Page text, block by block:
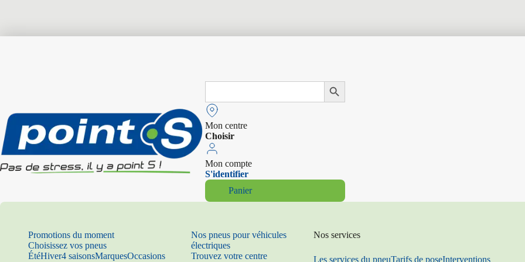
Search
Search Button
Mon centre
Choisir
Mon compte
S'identifier
Panier
Promotions du moment
Choisissez vos pneus
ÉtéHiver4 saisonsMarquesOccasions
Nos pneus pour véhicules
électriques
Trouvez votre centre
Nos services
Les services du pneuTarifs de poseInterventions